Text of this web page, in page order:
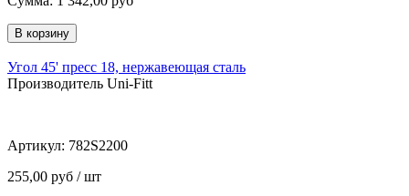
Угол 45' пресс 18, нержавеющая сталь
Производитель Uni-Fitt
Артикул: 782S2200
255,00 руб / шт